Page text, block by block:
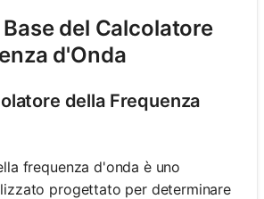
del Calcolatore
d'Onda
della Frequenza
frequenza d'onda è uno
progettato per determinare